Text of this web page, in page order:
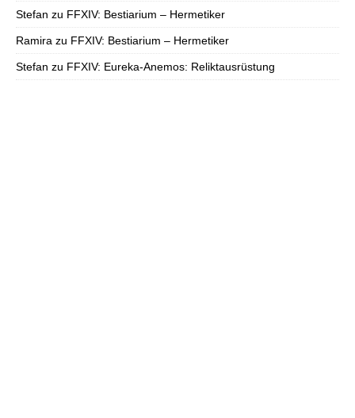
Stefan zu FFXIV: Bestiarium – Hermetiker
Ramira zu FFXIV: Bestiarium – Hermetiker
Stefan zu FFXIV: Eureka-Anemos: Reliktausrüstung